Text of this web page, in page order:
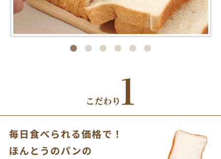
毎日食べられる価格で！
ほんとうのパンの